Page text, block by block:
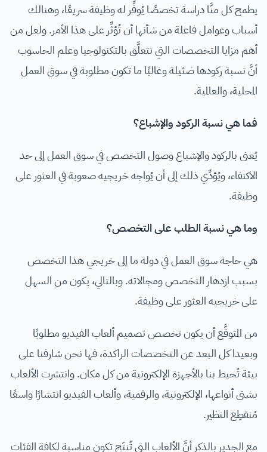
يطمح كل منَّا دراسة تخصصًا يُوفِّر له وظيفة سريعًا، وهنالك
أسباب وعوامل فاعلة من شأنها أن تُؤثِّر على هذا الأمر. ولعل من
أهم مزايا التخصصات التي تتعلَّق بالتكنولوجيا وعلم الحاسوب
أنَّ نسبة ركودها ضئيلة وغالبًا ما تكون مطلوبة في سوق العمل
المحلية، والعالمية.
فما هي نسبة الركود والإشباع؟
يُعنى بالركود والإشباع وصول التخصص في سوق العمل إلى حد
الاكتفاء، ويُؤدِّي ذلك إلى أن يُواجه خريجيه صعوبة في العثور على
وظيفة.
وما هي نسبة الطلب على التخصص؟
هي حاجة سوق العمل في دولة ما إلى خريجي هذا التخصص
بسبب ازدهار التخصص ومجالاته. وبالتالي، يكون من السهل
على خريجيه العثور على وظيفة.
من المتوقَّع أن يكون تخصص تصميم ألعاب الفيديو مطلوبًا
وبعيدا كل البعد عن التخصصات الراكدة، فها نحن شارفنا على
بيئة تُحيط بنا بالأجهزة الإلكترونية من كل مكان. وانتشرت الألعاب
بشتى أنواعها، الإلكترونية، والرقمية، وألعاب الفيديو انتشارًا واسعًا
مُنقطِع النظير.
مع الجدير بالذكر أنَّ الألعاب التي تُنتَج تكون مناسبة لكافة الفئات